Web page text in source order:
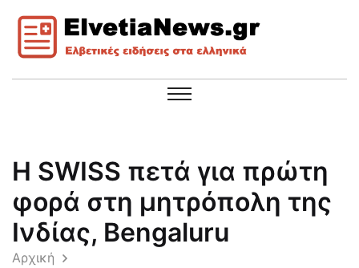
Η SWISS πετά για πρώτη
φορά στη μητρόπολη της
Ινδίας, Bengaluru
Αρχική